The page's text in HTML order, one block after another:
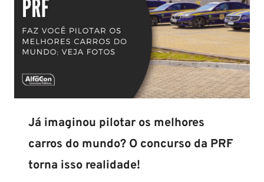
Já imaginou pilotar os melhores
carros do mundo? O concurso da PRF
torna isso realidade!